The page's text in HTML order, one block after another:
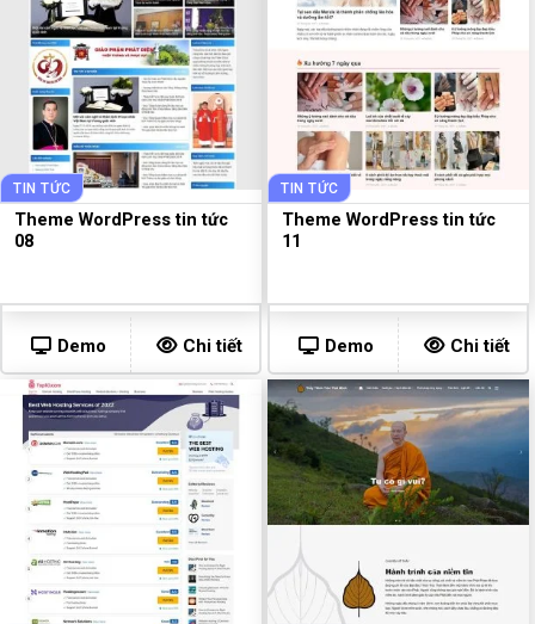
TIN TỨC
Theme WordPress tin tức
08
Demo Chi tiết
TIN TỨC
Theme WordPress tin tức
11
Demo Chi tiết